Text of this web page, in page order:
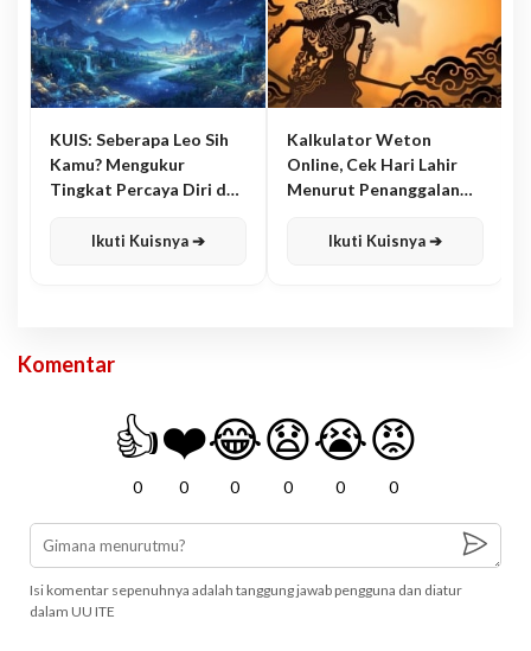
KUIS: Seberapa Leo Sih
Kamu? Mengukur
Tingkat Percaya Diri dan
Ikuti Kuisnya ➔
Kalkulator Weton
Online, Cek Hari Lahir
Menurut Penanggalan
Ikuti Kuisnya ➔
Komentar
👍
0
❤️
0
😂
0
😧
0
😭
0
😡
0
Isi komentar sepenuhnya adalah tanggung jawab pengguna dan diatur
dalam UU ITE